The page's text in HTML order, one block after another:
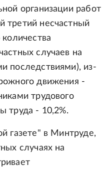
организации работ
третий несчастный
случаев на
последствиями), из-
движения -
трудового
труда - 10,2%.
газете" в Минтруде,
случаях на